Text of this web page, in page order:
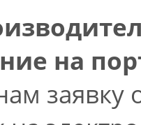
на